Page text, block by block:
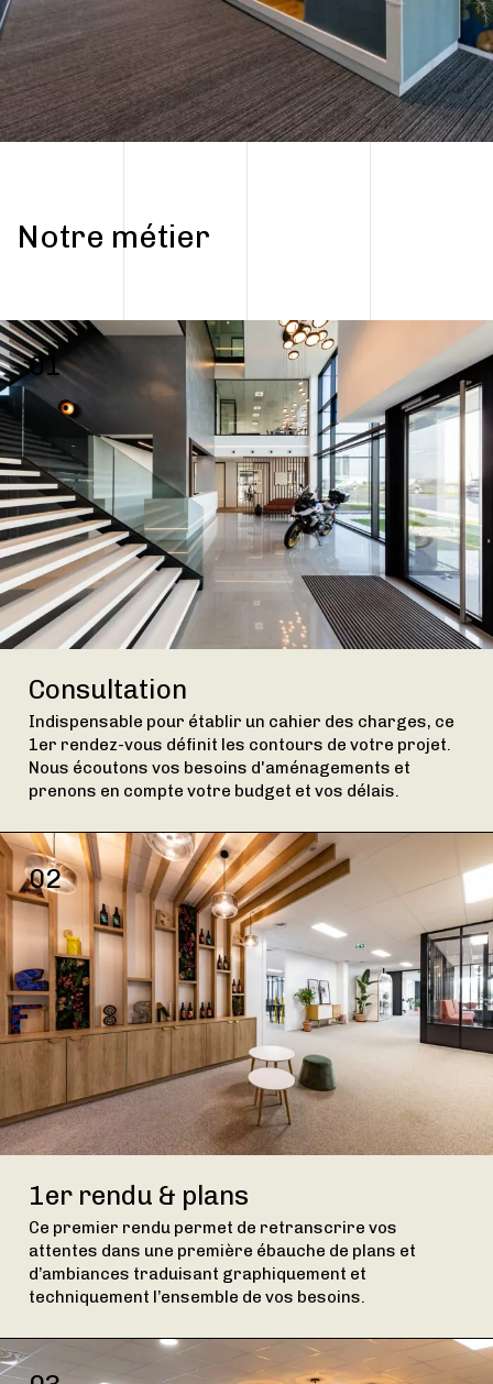
Notre métier
01
Consultation
Indispensable pour établir un cahier des charges, ce
1er rendez-vous définit les contours de votre projet.
Nous écoutons vos besoins d'aménagements et
prenons en compte votre budget et vos délais.
02
1er rendu & plans
Ce premier rendu permet de retranscrire vos
attentes dans une première ébauche de plans et
d’ambiances traduisant graphiquement et
techniquement l’ensemble de vos besoins.